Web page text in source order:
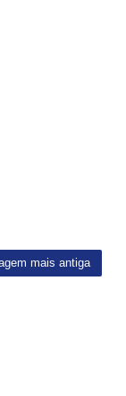
mais antiga